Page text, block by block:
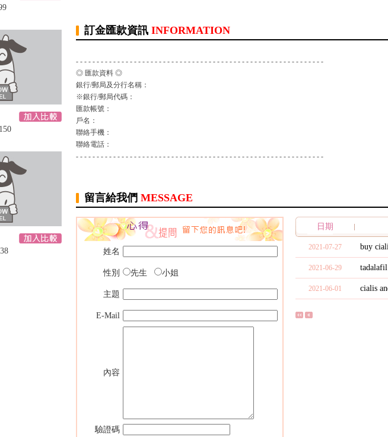
訂金匯款資訊 INFORMATION
- - - - - - - - - - - - - - - - - - - - - - - - - - - - - - - - - - - - - - - - - - - - - - - - - - - - - - - - - - - -
◎ 匯款資料 ◎
銀行/郵局及分行名稱：
※銀行/郵局代碼：
匯款帳號：
戶名：
聯絡手機：
聯絡電話：
- - - - - - - - - - - - - - - - - - - - - - - - - - - - - - - - - - - - - - - - - - - - - - - - - - - - - - - - - - - -
留言給我們 MESSAGE
姓名
性別 先生 小姐
主題
E-Mail
內容
驗證碼
日期
2021-07-27 buy
2021-06-29
2021-06-01 cialis